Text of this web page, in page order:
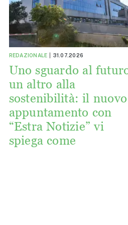
REDAZIONALE 31.07.2026
Uno sguardo al
un altro alla
sostenibilità: il nuovo
appuntamento con
“Estra Notizie” vi
spiega come